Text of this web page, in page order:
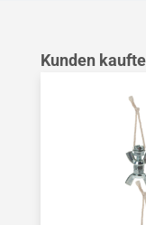
Produktgalerie
Kunden